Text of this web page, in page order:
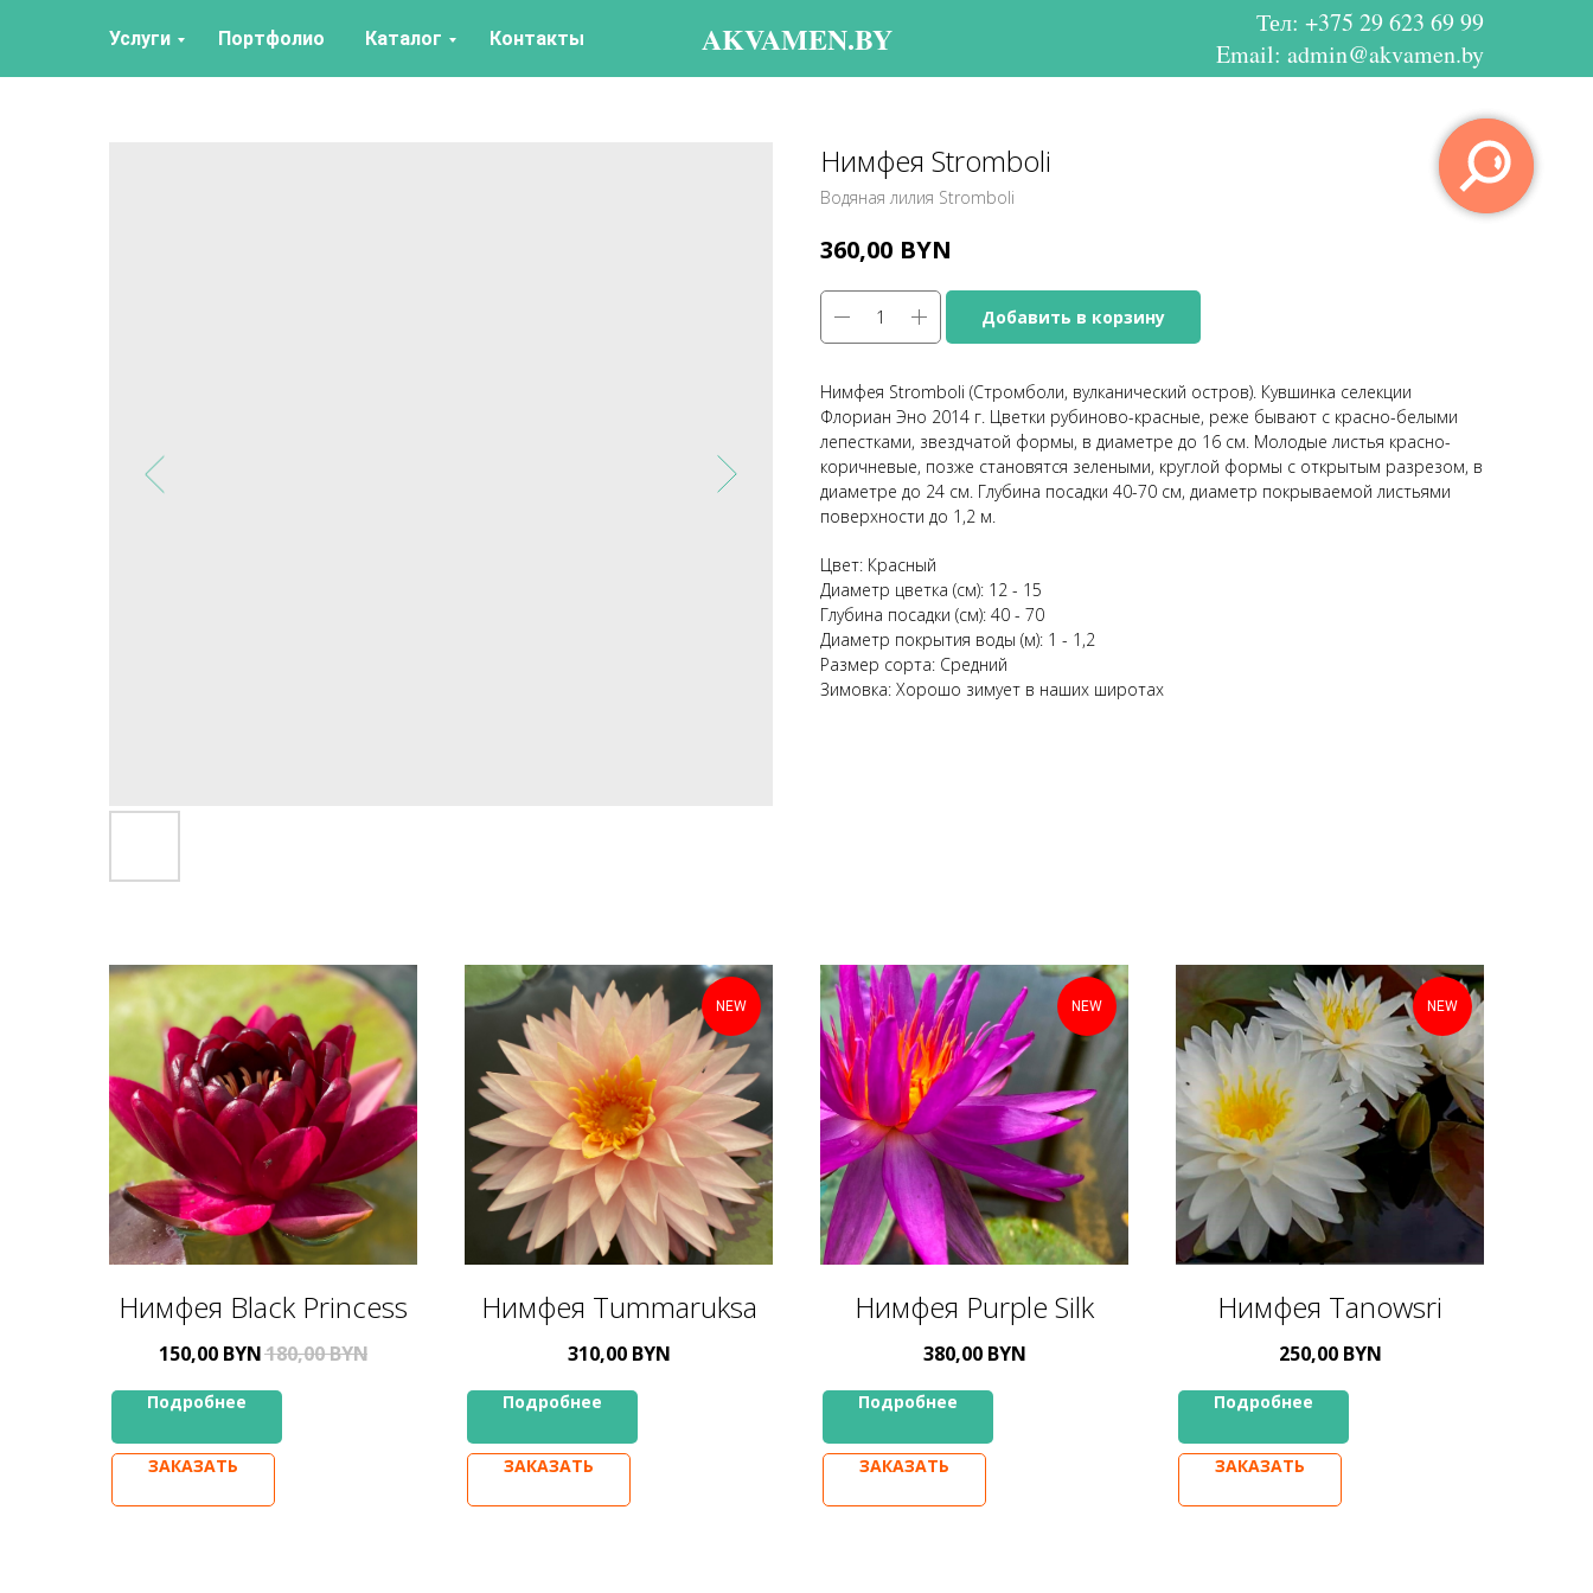
AKVAMEN.BY
Услуги Портфолио Каталог Контакты
Тел: +375 29 623 69 99
Email: admin@akvamen.by
Нимфея Stromboli
Водяная лилия Stromboli
360,00 BYN
Добавить в корзину
Нимфея Stromboli (Стромболи, вулканический остров). Кувшинка селекции
Флориан Эно 2014 г. Цветки рубиново-красные, реже бывают с красно-белыми
лепестками, звездчатой формы, в диаметре до 16 см. Молодые листья красно-
коричневые, позже становятся зелеными, круглой формы с открытым разрезом, в
диаметре до 24 см. Глубина посадки 40-70 см, диаметр покрываемой листьями
поверхности до 1,2 м.
Цвет: Красный
Диаметр цветка (см): 12 - 15
Глубина посадки (см): 40 - 70
Диаметр покрытия воды (м): 1 - 1,2
Размер сорта: Средний
Зимовка: Хорошо зимует в наших широтах
Нимфея Black Princess
150,00 BYN180,00BYN
Подробнее
ЗАКАЗАТЬ
NEW
Нимфея Tummaruksa
310,00 BYN
Подробнее
ЗАКАЗАТЬ
NEW
Нимфея Purple Silk
380,00 BYN
Подробнее
ЗАКАЗАТЬ
NEW
Нимфея Tanowsri
250,00 BYN
Подробнее
ЗАКАЗАТЬ